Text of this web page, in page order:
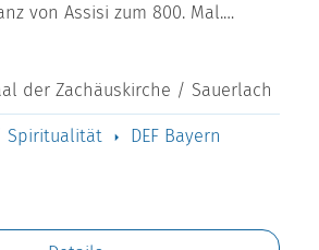
von Assisi zum 800. Mal.…
der Zachäuskirche / Sauerlach
Spiritualität
DEF Bayern